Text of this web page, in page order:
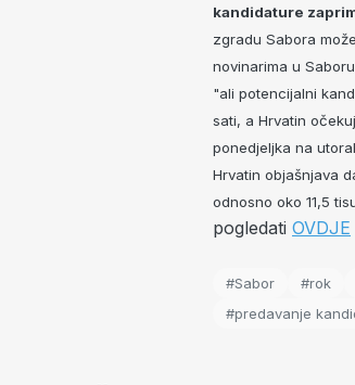
kandidature
zgradu Sabora
novinarima u
"ali potencijalni
sati, a Hrvatin
ponedjeljka na
Hrvatin objašnjava
odnosno oko 11,5
pogledati OVDJE
#Sabor #rok
#predavanje